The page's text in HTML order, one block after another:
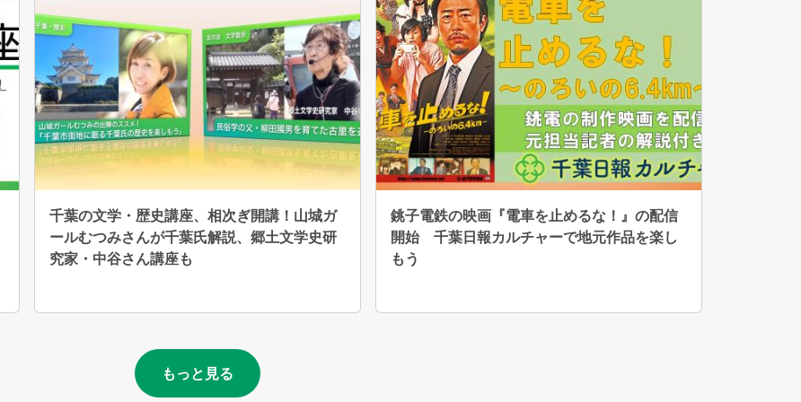
千葉の文学・歴史講座、相次ぎ開講！山城ガ
ールむつみさんが千葉氏解説、郷土文学史研
究家・中谷さん講座も
銚子電鉄の映画『電車を止めるな！』の配信
開始 千葉日報カルチャーで地元作品を楽し
もう
もっと見る